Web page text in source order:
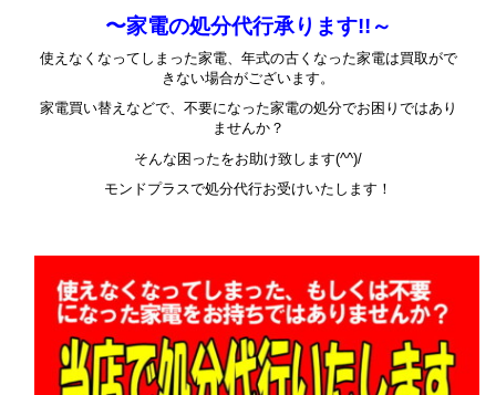
〜家電の処分代行承ります!!～
使えなくなってしまった家電、年式の古くなった家電は買取がで
きない場合がございます。
家電買い替えなどで、不要になった家電の処分でお困りではあり
ませんか？
そんな困ったをお助け致します(^^)/
モンドプラスで処分代行お受けいたします！